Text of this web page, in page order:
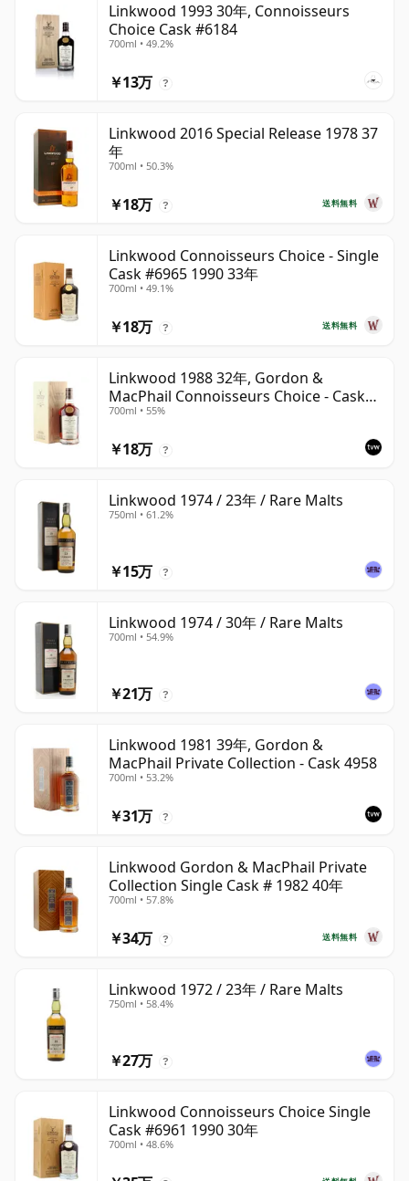
Linkwood 1993 30年, Connoisseurs
Choice Cask #6184
700ml • 49.2%
￥13万 ?
Linkwood 2016 Special Release 1978 37
年
700ml • 50.3%
送料無料
￥18万 ?
Linkwood Connoisseurs Choice - Single
Cask #6965 1990 33年
700ml • 49.1%
送料無料
￥18万 ?
Linkwood 1988 32年, Gordon &
MacPhail Connoisseurs Choice - Cask
2779
700ml • 55%
￥18万 ?
Linkwood 1974 / 23年 / Rare Malts
750ml • 61.2%
￥15万 ?
Linkwood 1974 / 30年 / Rare Malts
700ml • 54.9%
￥21万 ?
Linkwood 1981 39年, Gordon &
MacPhail Private Collection - Cask 4958
700ml • 53.2%
￥31万 ?
Linkwood Gordon & MacPhail Private
Collection Single Cask # 1982 40年
700ml • 57.8%
送料無料
￥34万 ?
Linkwood 1972 / 23年 / Rare Malts
750ml • 58.4%
￥27万 ?
Linkwood Connoisseurs Choice Single
Cask #6961 1990 30年
700ml • 48.6%